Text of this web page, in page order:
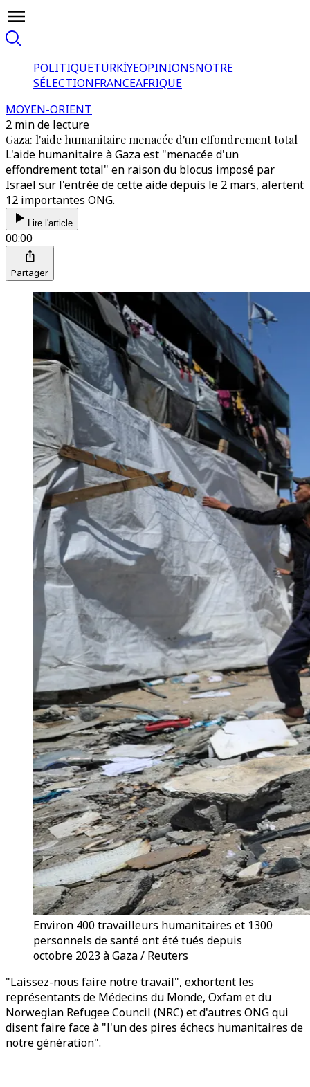
POLITIQUETÜRKİYEOPINIONSNOTRE
SÉLECTIONFRANCEAFRIQUE
MOYEN-ORIENT
2 min de lecture
Gaza: l'aide humanitaire menacée d'un effondrement total
L'aide humanitaire à Gaza est "menacée d'un
effondrement total" en raison du blocus imposé par
Israël sur l'entrée de cette aide depuis le 2 mars, alertent
12 importantes ONG.
Lire l'article
00:00
Partager
Environ 400 travailleurs humanitaires et 1300
personnels de santé ont été tués depuis
octobre 2023 à Gaza / Reuters
"Laissez-nous faire notre travail", exhortent les
représentants de Médecins du Monde, Oxfam et du
Norwegian Refugee Council (NRC) et d'autres ONG qui
disent faire face à "l'un des pires échecs humanitaires de
notre génération".